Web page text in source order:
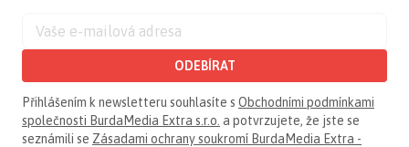
ODEBÍRAT
Přihlášením k newsletteru souhlasíte s Obchodními podmínkami
společnosti BurdaMedia Extra s.r.o. a potvrzujete, že jste se
seznámili se Zásadami ochrany soukromí BurdaMedia Extra -